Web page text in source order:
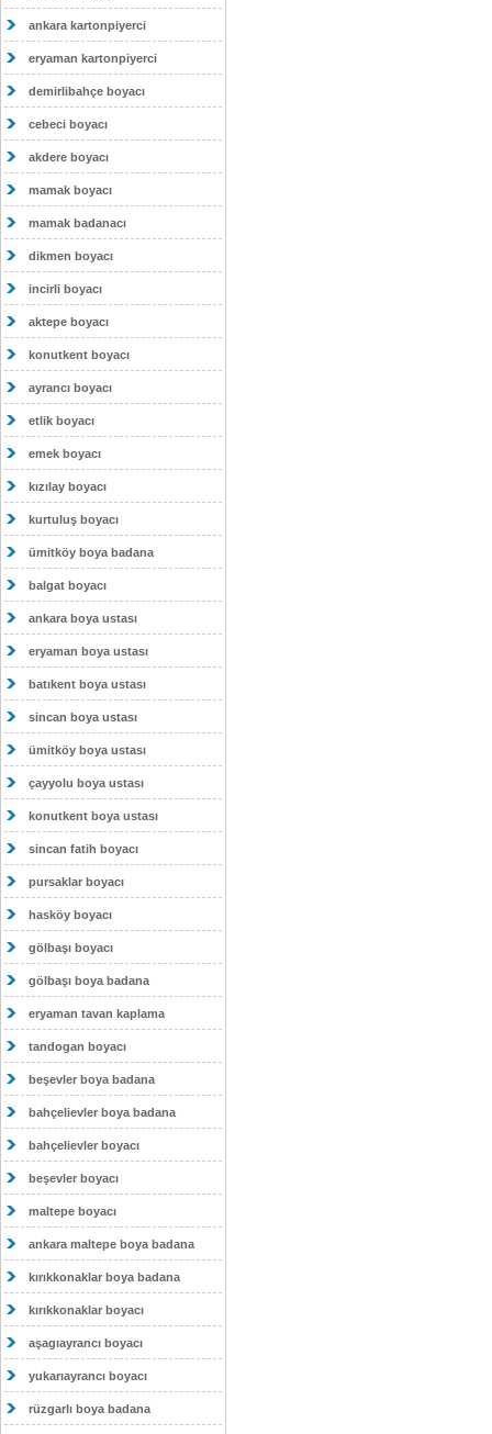
ankara kartonpiyerci
eryaman kartonpiyerci
demirlibahçe boyacı
cebeci boyacı
akdere boyacı
mamak boyacı
mamak badanacı
dikmen boyacı
incirli boyacı
aktepe boyacı
konutkent boyacı
ayrancı boyacı
etlik boyacı
emek boyacı
kızılay boyacı
kurtuluş boyacı
ümitköy boya badana
balgat boyacı
ankara boya ustası
eryaman boya ustası
batıkent boya ustası
sincan boya ustası
ümitköy boya ustası
çayyolu boya ustası
konutkent boya ustası
sincan fatih boyacı
pursaklar boyacı
hasköy boyacı
gölbaşı boyacı
gölbaşı boya badana
eryaman tavan kaplama
tandogan boyacı
beşevler boya badana
bahçelievler boya badana
bahçelievler boyacı
beşevler boyacı
maltepe boyacı
ankara maltepe boya badana
kırıkkonaklar boya badana
kırıkkonaklar boyacı
aşagıayrancı boyacı
yukarıayrancı boyacı
rüzgarlı boya badana